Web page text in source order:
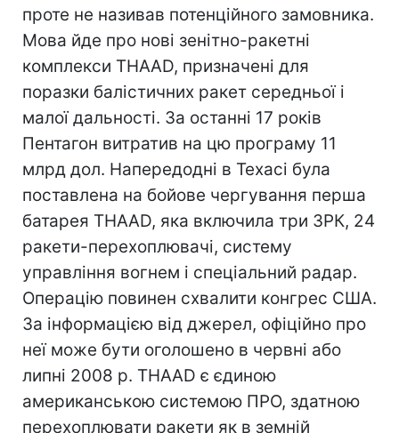
проте не називав потенційного замовника.
Мова йде про нові зенітно-ракетні
комплекси THAAD, призначені для
поразки балістичних ракет середньої і
малої дальності. За останні 17 років
Пентагон витратив на цю програму 11
млрд дол. Напередодні в Техасі була
поставлена на бойове чергування перша
батарея THAAD, яка включила три ЗРК, 24
ракети-перехоплювачі, систему
управління вогнем і спеціальний радар.
Операцію повинен схвалити конгрес США.
За інформацією від джерел, офіційно про
неї може бути оголошено в червні або
липні 2008 р. THAAD є єдиною
американською системою ПРО, здатною
перехоплювати ракети як в земній